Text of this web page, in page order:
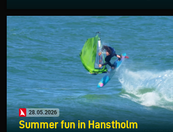
28.05.2026
Summer fun in Hanstholm